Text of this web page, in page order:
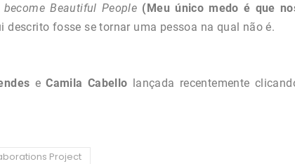
Beautiful People (Meu único medo é que
descrito fosse se tornar uma pessoa na qual não é.
eCamila Cabello lançada recentemente
Project